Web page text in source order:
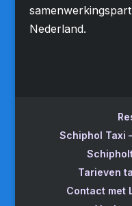
Nederland.
Schiphol Taxi
Tarieven
Contact met